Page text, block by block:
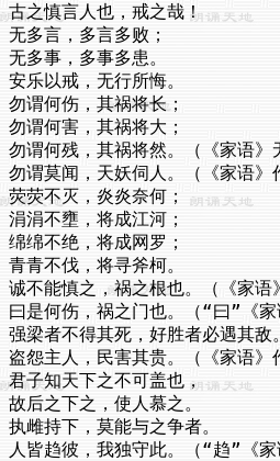
古之慎言人也，戒之哉！
无多言，多言多败；
无多事，多事多患。
安乐以戒，无行所悔。
勿谓何伤，其祸将长；
勿谓何害，其祸将大；
勿谓何残，其祸将然。（《家语》
勿谓莫闻，天妖伺人。（《家语》
荧荧不灭，炎炎奈何；
涓涓不壅，将成江河；
绵绵不绝，将成网罗；
青青不伐，将寻斧柯。
诚不能慎之，祸之根也。（《家
曰是何伤，祸之门也。（“曰”《家
强梁者不得其死，好胜者必遇其敌。
盗怨主人，民害其贵。（《家语》
君子知天下之不可盖也，
故后之下之，使人慕之。
执雌持下，莫能与之争者。
人皆趋彼，我独守此。（“趋”《家